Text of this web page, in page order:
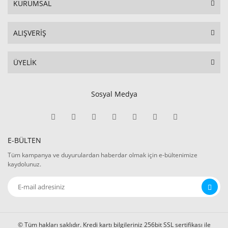
KURUMSAL
ALIŞVERİŞ
ÜYELİK
Sosyal Medya
E-BÜLTEN
Tüm kampanya ve duyurulardan haberdar olmak için e-bültenimize
kaydolunuz.
© Tüm hakları saklıdır. Kredi kartı bilgileriniz 256bit SSL sertifikası ile